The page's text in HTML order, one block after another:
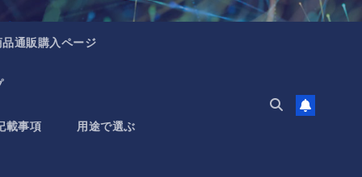
通販購入ページ
載事項 用途で選ぶ